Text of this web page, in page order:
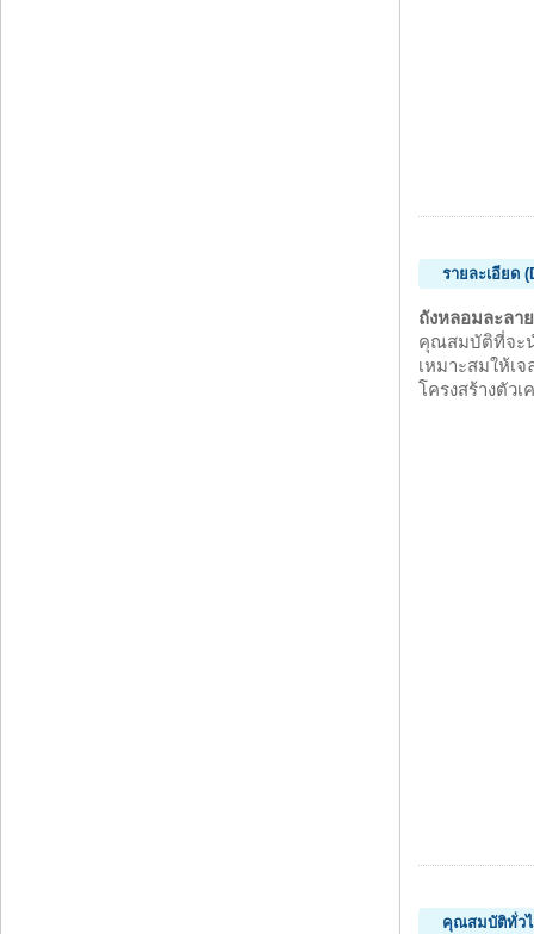
รายละเอียด
ถังหลอมละลา
คุณสมบัติที่จะน
เหมาะสมให้เ
โครงสร้างตัว
คุณสมบัติทั่วไ